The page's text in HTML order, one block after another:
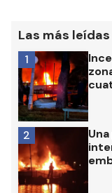
Las más leídas
1
2